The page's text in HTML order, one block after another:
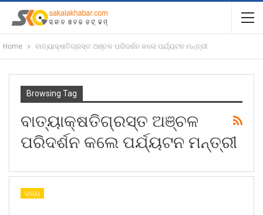
Home ବାତ୍ୟାକ୍ଷତିଗ୍ରସ୍ତ ଅଞ୍ଚଳ ପରିଦର୍ଶନ କଲେ ପର୍ଯ୍ୟଟନ ମନ୍ତ୍ରୀ
Browsing Tag
ବାତ୍ୟାକ୍ଷତିଗ୍ରସ୍ତ ଅଞ୍ଚଳ
ପରିଦର୍ଶନ କଲେ ପର୍ଯ୍ୟଟନ ମନ୍ତ୍ରୀ
ରାଜ୍ୟ